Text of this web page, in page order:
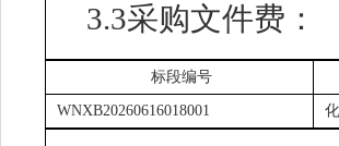
3.3采购文件费：
标段编号
WNXB20260616018001